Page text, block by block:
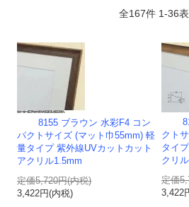
全167件 1-36
8155 ブラウン 水彩F4 コン
パクトサイズ (マット巾55mm) 軽
量タイプ 紫外線UVカットカット
アクリル1.5mm
定価5,720円(内税)
3,422円(内税)
クト
タイ
クリ
定価
3,422